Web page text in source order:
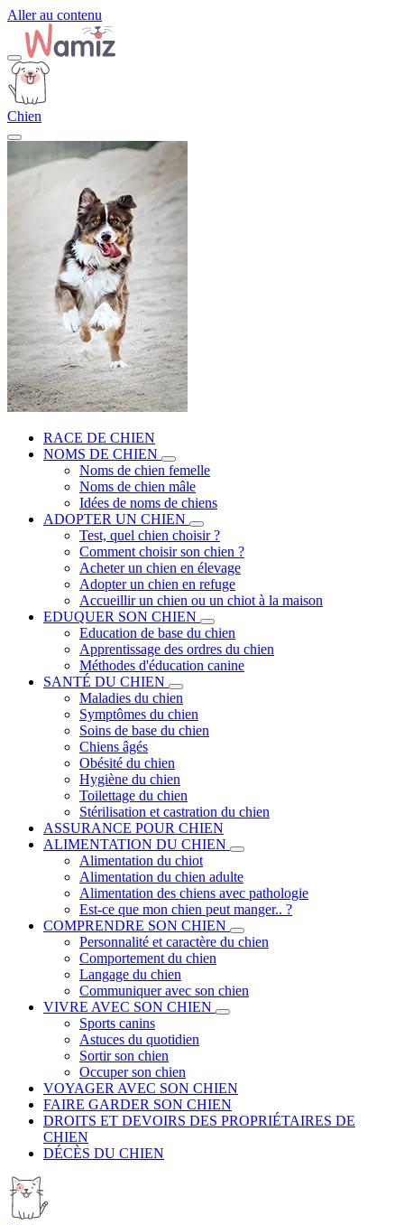
Aller au contenu
Chien
RACE DE CHIEN
NOMS DE CHIEN
Noms de chien femelle
Noms de chien mâle
Idées de noms de chiens
ADOPTER UN CHIEN
Test, quel chien choisir ?
Comment choisir son chien ?
Acheter un chien en élevage
Adopter un chien en refuge
Accueillir un chien ou un chiot à la maison
EDUQUER SON CHIEN
Education de base du chien
Apprentissage des ordres du chien
Méthodes d'éducation canine
SANTÉ DU CHIEN
Maladies du chien
Symptômes du chien
Soins de base du chien
Chiens âgés
Obésité du chien
Hygiène du chien
Toilettage du chien
Stérilisation et castration du chien
ASSURANCE POUR CHIEN
ALIMENTATION DU CHIEN
Alimentation du chiot
Alimentation du chien adulte
Alimentation des chiens avec pathologie
Est-ce que mon chien peut manger.. ?
COMPRENDRE SON CHIEN
Personnalité et caractère du chien
Comportement du chien
Langage du chien
Communiquer avec son chien
VIVRE AVEC SON CHIEN
Sports canins
Astuces du quotidien
Sortir son chien
Occuper son chien
VOYAGER AVEC SON CHIEN
FAIRE GARDER SON CHIEN
DROITS ET DEVOIRS DES PROPRIÉTAIRES DE
CHIEN
DÉCÈS DU CHIEN